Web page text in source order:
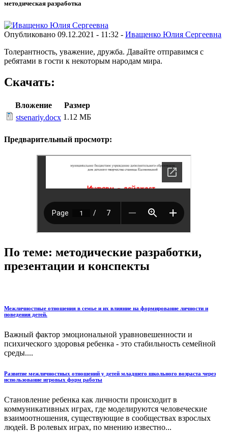
методическая разработка
Опубликовано 09.12.2021 - 11:32 - Иващенко Юлия Сергеевна
Толерантность, уважение, дружба. Давайте отправимся с
ребятами в гости к некоторым народам мира.
Скачать:
Вложение
Размер
stsenariy.docx 1.12 МБ
Предварительный просмотр:
По теме: методические разработки,
презентации и конспекты
Межличностные отношения в семье и их влияние на формирование личности и
поведения детей.
Важный фактор эмоциональной уравновешенности и
психического здоровья ребенка - это стабильность семейной
среды....
Развитие межличностных отношений у детей младшего школьного возраста через
использование игровых форм работы
Становление ребенка как личности происходит в
коммуникативных играх, где моделируются человеческие
взаимоотношения, существующие в сообществах взрослых
людей. В ролевых играх, по мнению известно...